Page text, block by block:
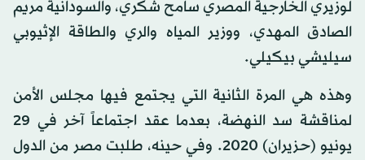
لوزيري الخارجية المصري سامح شكري، والسودانية مريم
الصادق المهدي، ووزير المياه والري والطاقة الإثيوبي
سيليشي بيكيلي.
وهذه هي المرة الثانية التي يجتمع فيها مجلس الأمن
لمناقشة سد النهضة، بعدما عقد اجتماعاً آخر في 29
يونيو (حزيران) 2020. وفي حينه، طلبت مصر من الدول